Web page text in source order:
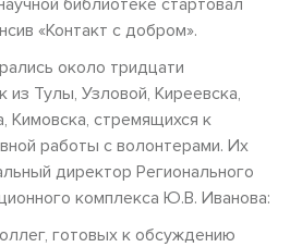
«Контакт с добром».
около тридцати
из Тулы, Узловой, Киреевска,
Кимовска, стремящихся к
работы с волонтерами. Их
директор Регионального
комплекса Ю.В. Иванова:
готовых к обсуждению